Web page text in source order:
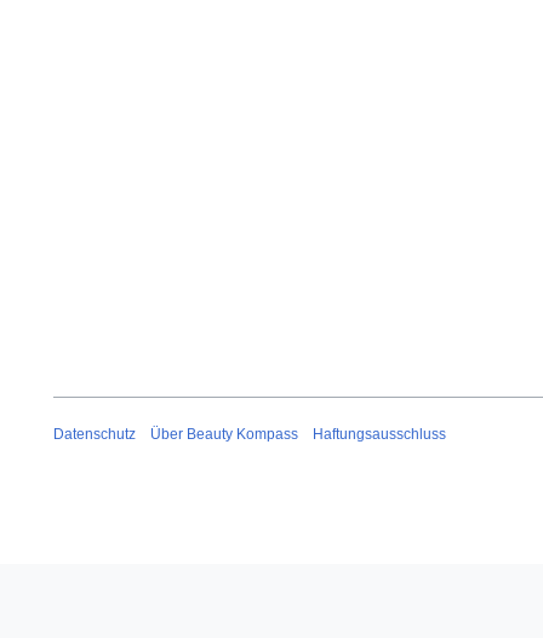
Datenschutz Über Beauty Kompass Haftungsausschluss